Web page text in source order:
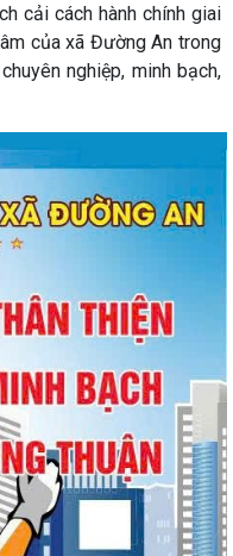
cải cách hành chính giai
của xã Đường An trong
nghiệp, minh bạch,